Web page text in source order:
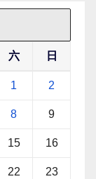
六 日
1 2
8 9
15 16
22 23